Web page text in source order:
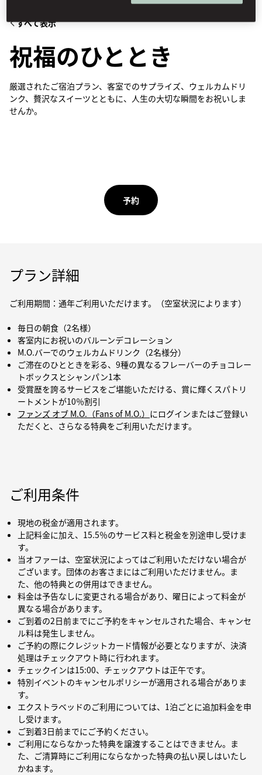
すべて表示
祝福のひととき
厳選されたご宿泊プラン、客室でのサプライズ、ウェルカムドリ
ンク、贅沢なスイーツとともに、人生の大切な瞬間をお祝いしま
せんか。
予約
プラン詳細
ご利用期間：通年ご利用いただけます。（空室状況によります）
毎日の朝食（2名様）
客室内にお祝いのバルーンデコレーション
M.O.バーでのウェルカムドリンク（2名様分）
ご滞在のひとときを彩る、9種の異なるフレーバーのチョコレー
トボックスとシャンパン1本
受賞歴を誇るサービスをご堪能いただける、賞に輝くスパトリ
ートメントが10％割引
ファンズ オブ M.O.（Fans of M.O.） にログインまたはご登録い
ただくと、さらなる特典をご利用いただけます。
ご利用条件
現地の税金が適用されます。
上記料金に加え、15.5％のサービス料と税金を別途申し受けま
す。
当オファーは、空室状況によってはご利用いただけない場合が
ございます。団体のお客さまにはご利用いただけません。ま
た、他の特典との併用はできません。
料金は予告なしに変更される場合があり、曜日によって料金が
異なる場合があります。
ご到着の2日前までにご予約をキャンセルされた場合、キャンセ
ル料は発生しません。
ご予約の際にクレジットカード情報が必要となりますが、決済
処理はチェックアウト時に行われます。
チェックインは15:00、チェックアウトは正午です。
特別イベントのキャンセルポリシーが適用される場合がありま
す。
エクストラベッドのご利用については、1泊ごとに追加料金を申
し受けます。
ご到着3日前までにご予約ください。
ご利用にならなかった特典を譲渡することはできません。ま
た、ご清算時にご利用にならなかった特典の払い戻しはいたし
かねます。